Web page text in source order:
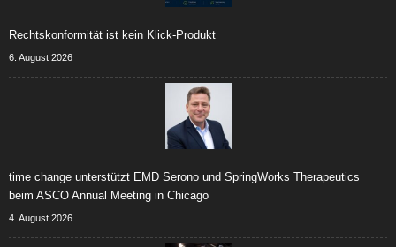
Rechtskonformität ist kein Klick-Produkt
6. August 2026
time change unterstützt EMD Serono und SpringWorks Therapeutics
beim ASCO Annual Meeting in Chicago
4. August 2026